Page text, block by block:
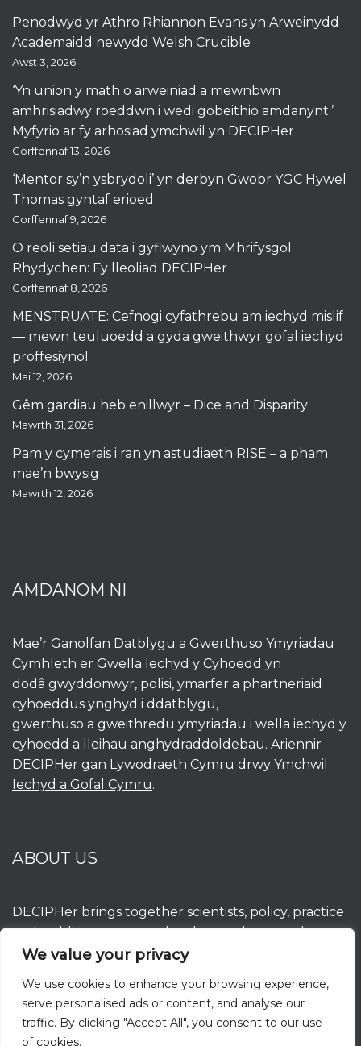
We value your privacy
We use cookies to enhance your browsing experience,
serve personalised ads or content, and analyse our
traffic. By clicking "Accept All", you consent to our use
of cookies.
Penodwyd yr Athro Rhiannon Evans yn Arweinydd
Academaidd newydd Welsh Crucible
Awst 3, 2026
‘Yn union y math o arweiniad a mewnbwn
amhrisiadwy roeddwn i wedi gobeithio amdanynt.’
Myfyrio ar fy arhosiad ymchwil yn DECIPHer
Gorffennaf 13, 2026
‘Mentor sy’n ysbrydoli’ yn derbyn Gwobr YGC Hywel
Thomas gyntaf erioed
Gorffennaf 9, 2026
O reoli setiau data i gyflwyno ym Mhrifysgol
Rhydychen: Fy lleoliad DECIPHer
Gorffennaf 8, 2026
MENSTRUATE: Cefnogi cyfathrebu am iechyd mislif
— mewn teuluoedd a gyda gweithwyr gofal iechyd
proffesiynol
Mai 12, 2026
Gêm gardiau heb enillwyr – Dice and Disparity
Mawrth 31, 2026
Pam y cymerais i ran yn astudiaeth RISE – a pham
mae’n bwysig
Mawrth 12, 2026
AMDANOM NI
Mae’r Ganolfan Datblygu a Gwerthuso Ymyriadau
Cymhleth er Gwella Iechyd y Cyhoedd yn
dodâ gwyddonwyr, polisi, ymarfer a phartneriaid
cyhoeddus ynghyd i ddatblygu,
gwerthuso a gweithredu ymyriadau i wella iechyd y
cyhoedd a lleihau anghydraddoldebau. Ariennir
DECIPHer gan Lywodraeth Cymru drwy Ymchwil
Iechyd a Gofal Cymru.
ABOUT US
DECIPHer brings together scientists, policy, practice
and public partners to develop, evaluate and
implement interventions to improve population
by the Welsh Government throughHealth and
Care Research Wales